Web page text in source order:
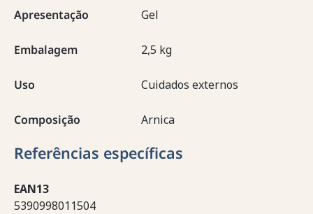
Apresentação Gel
Embalagem 2,5 kg
Uso Cuidados externos
Composição Arnica
Referências específicas
EAN13
5390998011504